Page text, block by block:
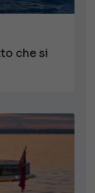
che si